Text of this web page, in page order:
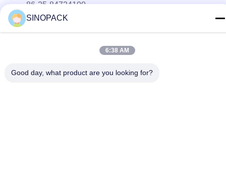
86-25-84724100
RM.1607 झेंग्घोंग मेंशन, नंबर 38 होंगवु आरडी, नानजिंग 210001, चीन
SINOPACK
6:38 AM
Good day, what product are you looking for?